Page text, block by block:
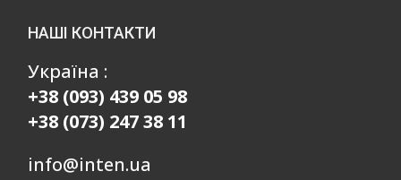
НАШІ КОНТАКТИ
Україна :
+38 (093) 439 05 98
+38 (073) 247 38 11
info@inten.ua